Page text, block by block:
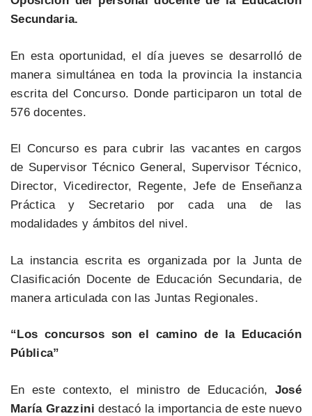
Secundaria.
En esta oportunidad, el día jueves se desarrolló de
manera simultánea en toda la provincia la instancia
escrita del Concurso. Donde participaron un total de
576 docentes.
El Concurso es para cubrir las vacantes en cargos
de Supervisor Técnico General, Supervisor Técnico,
Director, Vicedirector, Regente, Jefe de Enseñanza
Práctica y Secretario por cada una de las
modalidades y ámbitos del nivel.
La instancia escrita es organizada por la Junta de
Clasificación Docente de Educación Secundaria, de
manera articulada con las Juntas Regionales.
“Los concursos son el camino de la Educación
Pública”
En este contexto, el ministro de Educación, José
María Grazzini destacó la importancia de este nuevo